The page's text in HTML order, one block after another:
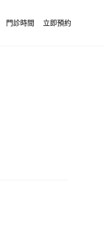
門診時間 立即預約